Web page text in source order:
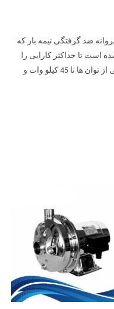
ضد گرفتگی نیمه باز که
است تا حداکثر کارایی را
ارائه دهد. الکتروپمپ های DL طیف وسیعی از توان ها تا 45 کیلو وات و